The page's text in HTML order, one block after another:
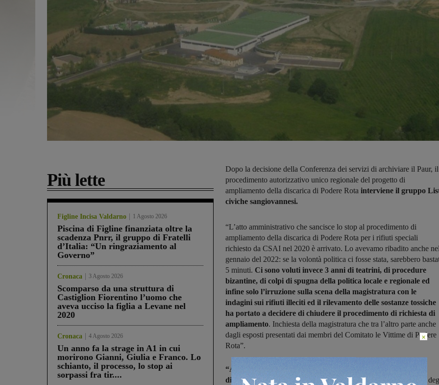
Più lette
Figline Incisa Valdarno 1 Agosto 2026
Piscina di Figline finanziata oltre la
scadenza Pnrr, il gruppo di Fratelli
d’Italia: “Un ringraziamento al
Governo”
Cronaca 3 Agosto 2026
Scomparso da una struttura di
Castiglion Fiorentino l’uomo che
aveva ucciso la figlia a Levane nel
2020
Cronaca 4 Agosto 2026
Un anno fa la strage in A1 in cui
morirono Gianni, Giulia e Franco. Lo
schianto, il processo, lo stop ai
sorpassi fra tir....
Dopo la decisione della Conferenza dei servizi di archiviare il Paur, il
procedimento autorizzativo unico regionale del progetto di
ampliamento della discarica di Podere Rota interviene il gruppo
civiche sangiovannesi.
“L’atto amministrativo che sancisce lo stop al procedimento di
ampliamento della discarica di Podere Rota per i rifiuti speciali
richiesto da CSAI nel 2020 è arrivato. Lo avevamo ribadito anche
gennaio del 2022: se la volontà politica ci fosse stata, sarebbero
5 minuti. Ci sono voluti invece 3 anni di teatrini, di procedure
bizantine, di colpi di spugna della politica locale e regionale ed
infine solo l’irruzione sulla scena della magistratura con le
indagini sui rifiuti illeciti ed il rilevamento delle sostanze tossiche
ha portato a decidere di chiudere il procedimento di richiesta di
ampliamento. Inchiesta della magistratura che tra l’altro parte anche
dagli esposti presentati dai membri del Comitato le Vittime di Podere
Rota”.
“Al coraggio del comitato dobbiamo molto; in troppi lo
dimenticano, noi non lo faremo.E ricordiamoci anche le parole
×